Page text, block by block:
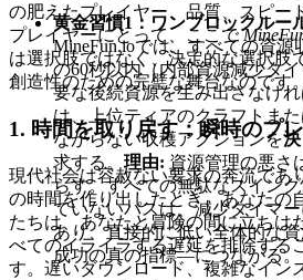
黄金習慣1：ワンブロックルー
MineFun.ioでは、すべての資源
の60秒以内（内部資源減少タ
要な後続資源を生み出さなけ
は、上位ティアのクラフトま
ながらない収穫アクションを
求する。 理由: 資源管理の悪さ
らす。すべての無駄なスイン
ていないパスは、減少タイマ
あり、直接的に低い全体的な
成功の真の指標—につながる。
の肥えたプレイヤー、品質、スピー
プレイヤーにとって、ここで
は選択肢ではなく、決定的な選択肢
創造性のための完璧な舞台なのです。
1. 時間を取り戻す：瞬時のプ
現代社会は容赦ない要求の奔流であ
の時間を作り出したとき、あなたの
たちは、あなたと冒険の間に立ちは
べてのイライラする遅延を排除する
す。遅いダウンロード、複雑なイン